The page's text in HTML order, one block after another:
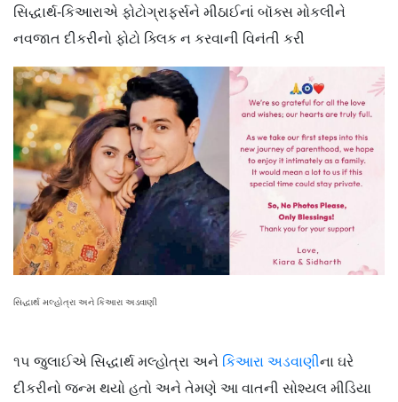
સિદ્ધાર્થ-કિઆરાએ ફોટોગ્રાફર્સને મીઠાઈનાં બૉક્સ મોકલીને
નવજાત દીકરીનો ફોટો ક્લિક ન કરવાની વિનંતી કરી
સિદ્ધાર્થ મલ્હોત્રા અને કિઆરા અડવાણી
૧૫ જુલાઈએ સિદ્ધાર્થ મલ્હોત્રા અને કિઆરા અડવાણીના ઘરે
દીકરીનો જન્મ થયો હતો અને તેમણે આ વાતની સોશ્યલ મીડિયા